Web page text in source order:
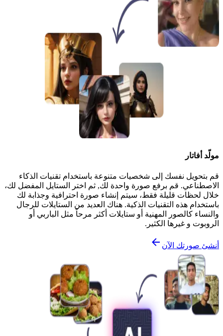
مولّد أفاتار
قم بتحويل نفسك إلى شخصيات متنوعة باستخدام تقنيات الذكاء
الاصطناعي. قم برفع صورة واحدة لك, ثم اختر الستايل المفضل لك،
خلال لحظات قليلة فقط، سيتم إنشاء صورة احترافية وجذابة لك
باستخدام هذه التقنيات الذكية. هناك العديد من الستايلات للرجال
والنساء كالصور المهنية أو ستايلات أكثر مرحاً مثل الباربي أو
الروبوت و غيرها الكثير.
أنشئ صورتك الآن